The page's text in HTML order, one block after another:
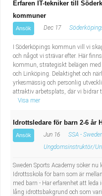
Erfaren IT-tekniker till
kommuner
Ansök Dec 17
I Söderköpings kommun vill vi
och något vi strävar efter. Här
kommun, strategiskt belägen
och Linköping. Delaktighet och
yrkesmässig och personlig
attraktiv arbetsplats, där vi bidrar
Visa mer
Idrottsledare för barn 2-6 år
Ansök Jun 16
SSA -
Ungdomsinstruktör/
Sweden Sports Academy söker
Idrottsskola för barn som är
med barn - Har erfarenhet att
lång idrottsbakgrund och som